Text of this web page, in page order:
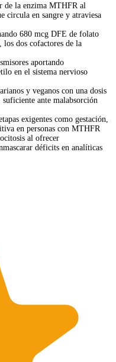
de la enzima MTHFR al
en sangre y atraviesa
680 mcg DFE de folato
dos cofactores de la
aportando
en el sistema nervioso
y veganos con una dosis
ante malabsorción
exigentes como gestación,
en personas con MTHFR
al ofrecer
déficits en analíticas